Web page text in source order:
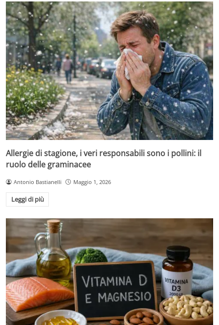
Allergie di stagione, i veri responsabili sono i pollini: il
ruolo delle graminacee
Antonio Bastianelli Maggio 1, 2026
Leggi di più